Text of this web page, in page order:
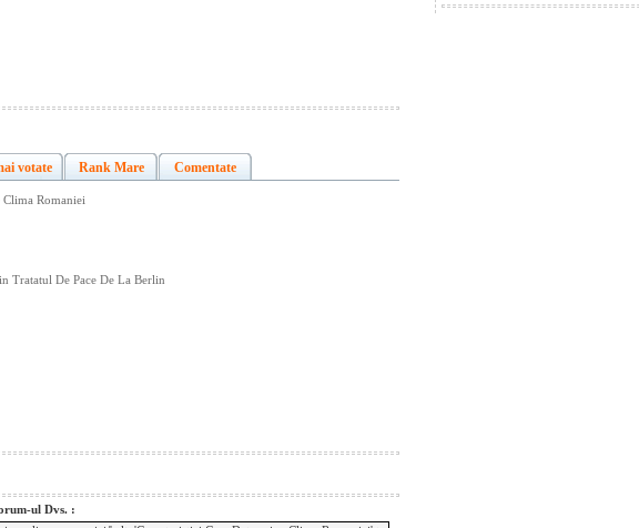
votate Rank Mare Comentate
Romaniei
Tratatul De Pace De La Berlin
ul Dvs. :